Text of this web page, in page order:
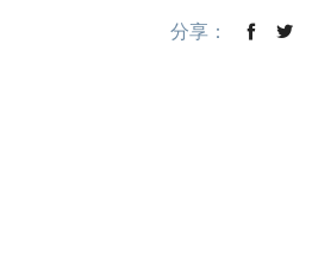
分享：